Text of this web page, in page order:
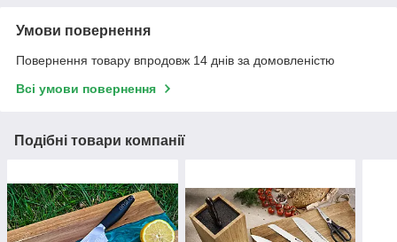
Умови повернення
Повернення товару впродовж 14 днів за домовленістю
Всі умови повернення
Подібні товари компанії